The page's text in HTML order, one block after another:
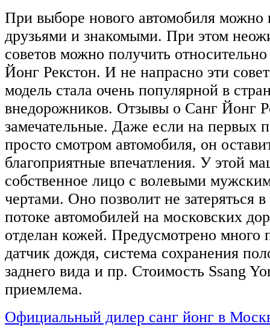
При выборе нового автомобиля можно
друзьями и знакомыми. При этом
советов можно получить
Йонг Рекстон. И не напрасно эти
модель стала очень популярной в
внедорожников. Отзывы о Санг Йонг
замечательные. Даже если на первых
просто смотром автомобиля, он
благоприятные впечатления. У этой
собственное лицо с волевыми
чертами. Оно позволит не затеряться
потоке автомобилей на московских
отделан кожей. Предусмотрено много
датчик дождя, система сохранения
заднего вида и пр. Стоимость Ssang
приемлема.
Официальный дилер санг йонг в